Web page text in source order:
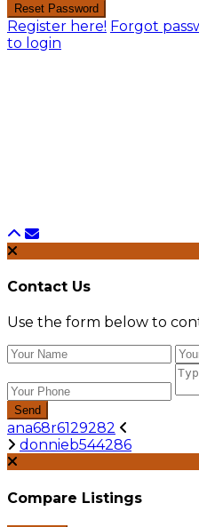
Reset Password
Register here! Forgot
to login
Contact Us
Use the form below to
Send
ana68r6129282
donnieb544286
Compare Listings